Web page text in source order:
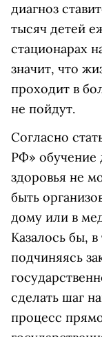
диагноз
тысяч детей
стационарах
значит, что
проходит в
не пойдут.
Согласно
РФ» обучение
здоровья не
быть
дому или в
Казалось бы,
подчиняясь
сделать шаг
процесс